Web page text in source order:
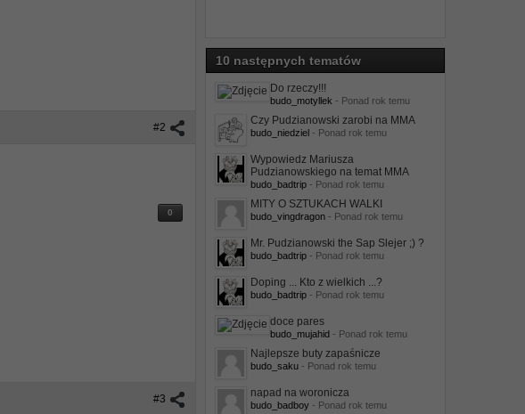
#2
0
#3
10 następnych tematów
Do rzeczy!!!
budo_motyllek - Ponad rok temu
Czy Pudzianowski zarobi na MMA
budo_niedziel - Ponad rok temu
Wypowiedz Mariusza
Pudzianowskiego na temat MMA
budo_badtrip- Ponad rok temu
MITY O SZTUKACH WALKI
budo_vingdragon- Ponad rok temu
Mr. Pudzianowski the Sap Slejer ;) ?
budo_badtrip- Ponad rok temu
Doping ... Kto z wielkich ...?
budo_badtrip- Ponad rok temu
doce pares
budo_mujahid - Ponad rok temu
Najlepsze buty zapaśnicze
budo_saku- Ponad rok temu
napad na woronicza
budo_badboy- Ponad rok temu